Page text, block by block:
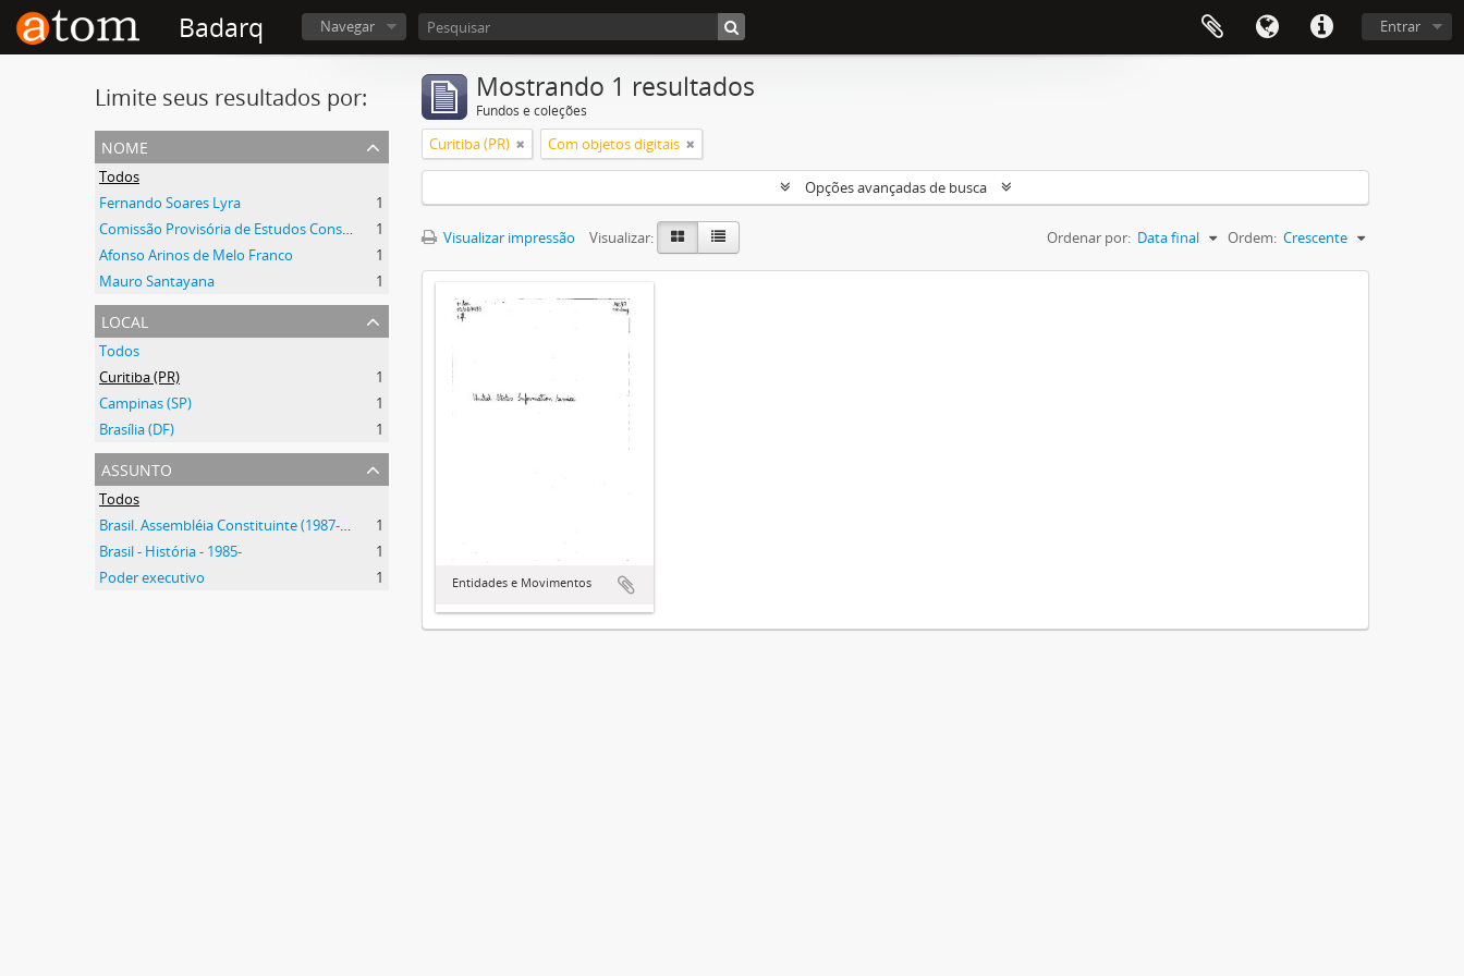
Badarq Navegar Entrar
Limite seus resultados por:
nome
Todos
Fernando Soares Lyra
1
Comissão Provisória de Estudos Constitucionais (CEC)
1
Afonso Arinos de Melo Franco
1
Mauro Santayana
1
local
Todos
Curitiba (PR)
1
Campinas (SP)
1
Brasília (DF)
1
assunto
Todos
Brasil. Assembléia Constituinte (1987-1988)
1
Brasil - História - 1985-
1
Poder executivo
1
Mostrando 1 resultados
Fundos e coleções
Curitiba (PR) Com objetos digitais
Opções avançadas de busca
Visualizar impressão Visualizar: Ordenar por: Data final Ordem: Crescente
Entidades e Movimentos